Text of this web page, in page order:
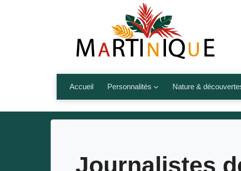
Accueil Personnalités
Artistes
Nature &
Fleurs, fruits,
Journalistes